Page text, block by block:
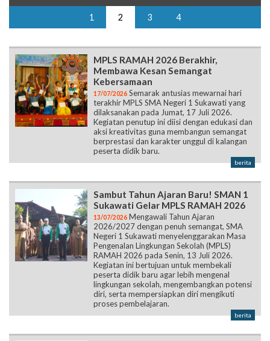
1 2 3 4
MPLS RAMAH 2026 Berakhir,
Membawa Kesan Semangat
Kebersamaan
17/07/2026 Semarak antusias mewarnai hari
terakhir MPLS SMA Negeri 1 Sukawati yang
dilaksanakan pada Jumat, 17 Juli 2026.
Kegiatan penutup ini diisi dengan edukasi dan
aksi kreativitas guna membangun semangat
berprestasi dan karakter unggul di kalangan
peserta didik baru.
berita
Sambut Tahun Ajaran Baru! SMAN 1
Sukawati Gelar MPLS RAMAH 2026
13/07/2026 Mengawali Tahun Ajaran
2026/2027 dengan penuh semangat, SMA
Negeri 1 Sukawati menyelenggarakan Masa
Pengenalan Lingkungan Sekolah (MPLS)
RAMAH 2026 pada Senin, 13 Juli 2026.
Kegiatan ini bertujuan untuk membekali
peserta didik baru agar lebih mengenal
lingkungan sekolah, mengembangkan potensi
diri, serta mempersiapkan diri mengikuti
proses pembelajaran.
berita